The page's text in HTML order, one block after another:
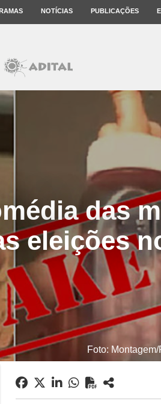
NOTÍCIAS PUBLICAÇÕES
das
eleições
Foto: